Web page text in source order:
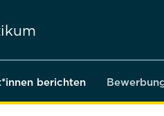
berichten